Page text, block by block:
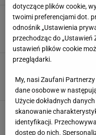
Andrzej K.
ponad 20
Hubert
Hubert
dotyczące plików cookie,
twoimi preferencjami dot.
odnośnik „Ustawienia
przechodząc do „Ustawień
ustawień plików cookie
przeglądarki.
My, nasi Zaufani
dane osobowe w
Użycie dokładnych
skanowanie
identyfikacji.
dostęp do nich.